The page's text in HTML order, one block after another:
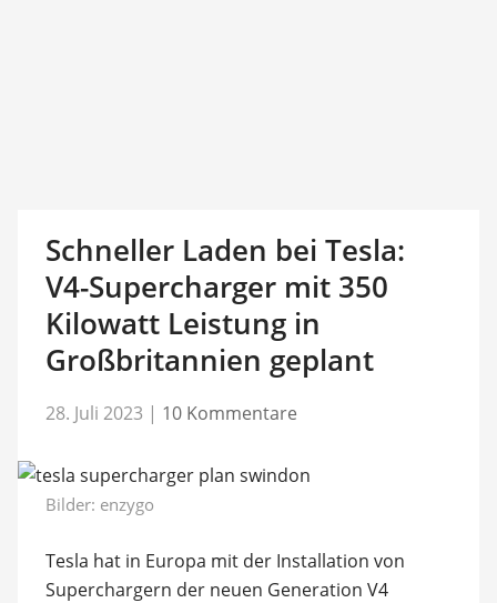
Schneller Laden bei Tesla:
V4-Supercharger mit 350
Kilowatt Leistung in
Großbritannien geplant
28. Juli 2023 | 10 Kommentare
Bilder: enzygo
Tesla hat in Europa mit der Installation von
Superchargern der neuen Generation V4